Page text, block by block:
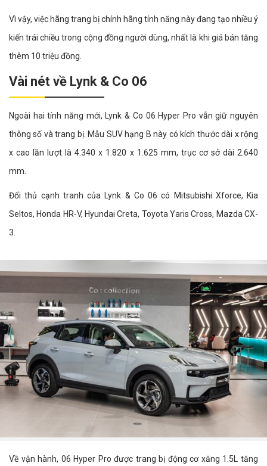
Vì vậy, việc hãng trang bị chính hãng tính năng này đang tạo nhiều ý
kiến trái chiều trong cộng đồng người dùng, nhất là khi giá bán tăng
thêm 10 triệu đồng.
Vài nét về Lynk & Co 06
Ngoài hai tính năng mới, Lynk & Co 06 Hyper Pro vẫn giữ nguyên
thông số và trang bị. Mẫu SUV hạng B này có kích thước dài x rộng
x cao lần lượt là 4.340 x 1.820 x 1.625 mm, trục cơ sở dài 2.640
mm.
Đối thủ cạnh tranh của Lynk & Co 06 có Mitsubishi Xforce, Kia
Seltos, Honda HR-V, Hyundai Creta, Toyota Yaris Cross, Mazda CX-
3.
Về vận hành, 06 Hyper Pro được trang bị động cơ xăng 1.5L tăng